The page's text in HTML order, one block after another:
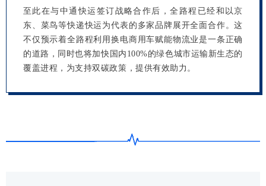
至此在与中通快运签订战略合作后，全路程已经和以京
东、菜鸟等快递快运为代表的多家品牌展开全面合作。这
不仅预示着全路程利用换电商用车赋能物流业是一条正确
的道路，同时也将加快国内100%的绿色城市运输新生态的
覆盖进程，为支持双碳政策，提供有效助力。